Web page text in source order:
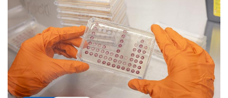
STEKEN
IN
VERGUNNINGENMOERAS